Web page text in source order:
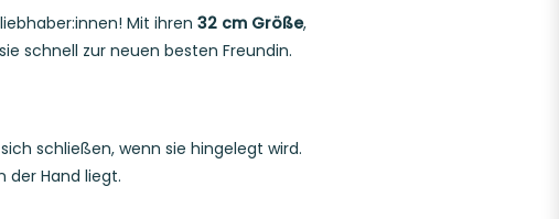
Mit ihren 32 cm Größe,
schnell zur neuen besten Freundin.
schließen, wenn sie hingelegt wird.
Hand liegt.